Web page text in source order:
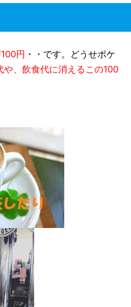
円 ・・です。どうせポケ
や、飲食代に消えるこの100